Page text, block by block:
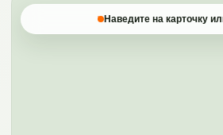
Наведите на карточку